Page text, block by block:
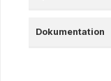
Dokumentation